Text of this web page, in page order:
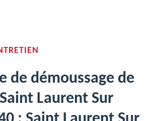
de démoussage de
Laurent Sur